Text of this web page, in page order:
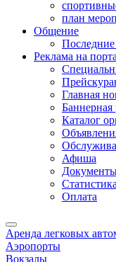
план
Общение
Реклама на
Главная
Баннерная
Каталог
Афиша
Статистика
Оплата
Аренда легковых
Аэропорты
Вокзалы